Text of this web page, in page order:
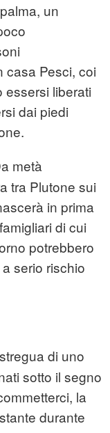
un
casa Pesci, coi
essersi liberati
dai piedi
metà
tra Plutone sui
in prima
di cui
potrebbero
serio rischio
di uno
sotto il segno
la
durante